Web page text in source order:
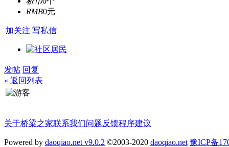
RMB0元
加关注 写私信
发帖 回复
« 返回列表
关于桥梁之家联系我们问题反馈程序建议
Powered by daoqiao.net v9.0.2 ©2003-2020 daoqiao.net 豫ICP备